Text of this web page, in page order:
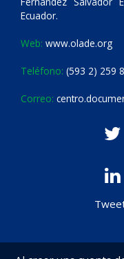
Ecuador.
Web: www.olade.org
Teléfono: (593 2) 259
Correo: